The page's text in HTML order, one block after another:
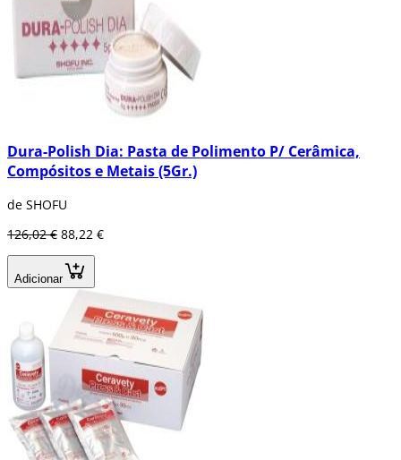
Dura-Polish Dia: Pasta de Polimento P/ Cerâmica,
Compósitos e Metais (5Gr.)
de SHOFU
126,02 € 88,22 €
Adicionar